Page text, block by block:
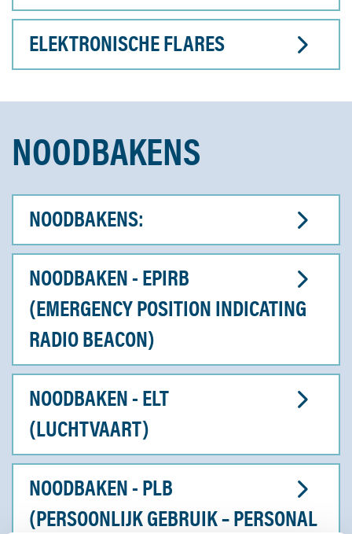
ELEKTRONISCHE FLARES
NOODBAKENS
NOODBAKENS:
NOODBAKEN - EPIRB
(EMERGENCY POSITION INDICATING
RADIO BEACON)
NOODBAKEN - ELT
(LUCHTVAART)
NOODBAKEN - PLB
(PERSOONLIJK GEBRUIK – PERSONAL